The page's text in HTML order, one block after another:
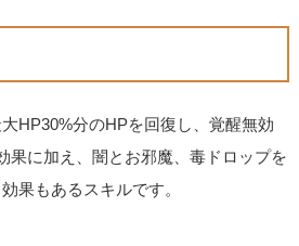
HP30%分のHPを回復し、覚醒無効
果に加え、闇とお邪魔、毒ドロップを
果もあるスキルです。